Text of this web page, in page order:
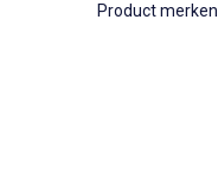
Product merken